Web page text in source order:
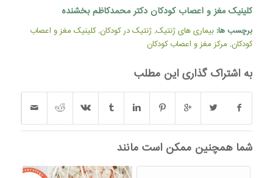
کلینیک مغز و اعصاب کودکان دکتر محمدکاظم بخشنده
برچسب ها: بیماری های ژنتیک, ژنتیک در کودکان,کلینیک مغز و اعصاب
کودکان, مرکز مغز و اعصاب کودکان
به اشتراک گذاری این مطلب
شما همچنین ممکن است مانند